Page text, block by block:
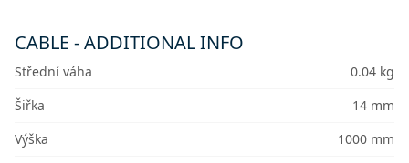
CABLE - ADDITIONAL INFO
Střední váha
0.04 kg
Šiřka
14 mm
Výška
1000 mm